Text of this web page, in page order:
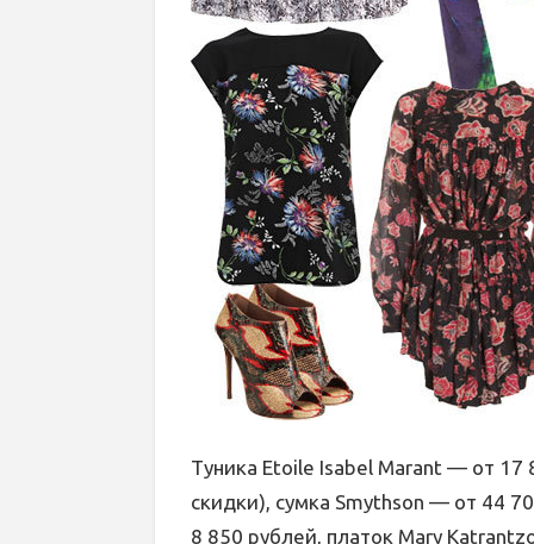
Туника Etoile Isabel Marant — от 17
скидки), сумка Smythson — от 44
8 850 рублей, платок Mary